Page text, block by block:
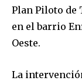
Plan Piloto de
en el barrio
Oeste.
La